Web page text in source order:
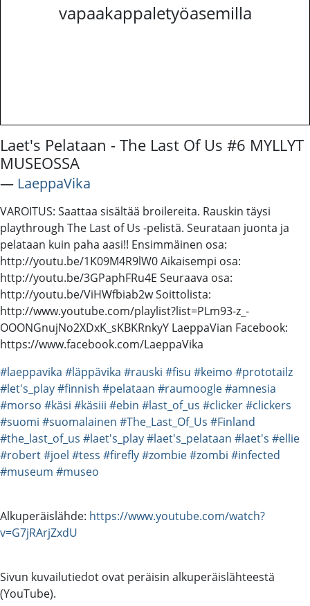
vapaakappaletyöasemilla
Laet's Pelataan - The Last Of Us #6 MYLLYT
MUSEOSSA
― LaeppaVika
VAROITUS: Saattaa sisältää broilereita. Rauskin täysi
playthrough The Last of Us -pelistä. Seurataan juonta ja
pelataan kuin paha aasi!! Ensimmäinen osa:
http://youtu.be/1K09M4R9lW0 Aikaisempi osa:
http://youtu.be/3GPaphFRu4E Seuraava osa:
http://youtu.be/ViHWfbiab2w Soittolista:
http://www.youtube.com/playlist?list=PLm93-z_-
OOONGnujNo2XDxK_sKBKRnkyY LaeppaVian Facebook:
https://www.facebook.com/LaeppaVika
#laeppavika #läppävika #rauski #fisu #keimo #prototailz
#let's_play#finnish #pelataan #raumoogle#amnesia
#morso #käsi #käsiii #ebin #last_of_us #clicker#clickers
#suomi #suomalainen #The_Last_Of_Us #Finland
#the_last_of_us #laet's_play#laet's_pelataan #laet's #ellie
#robert#joel #tess #firefly#zombie#zombi #infected
#museum #museo
Alkuperäislähde: https://www.youtube.com/watch?
v=G7jRArjZxdU
Sivun kuvailutiedot ovat peräisin alkuperäislähteestä
(YouTube).